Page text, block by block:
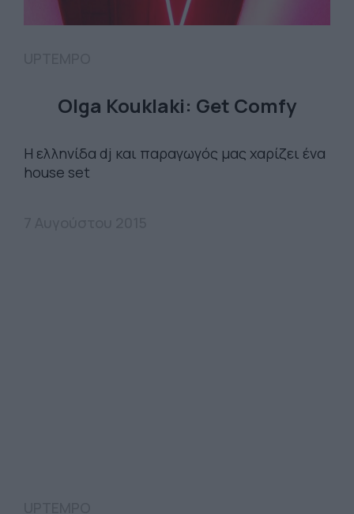
Olga Kouklaki: Get Comfy
Η ελληνίδα dj και παραγωγός μας χαρίζει ένα
house set